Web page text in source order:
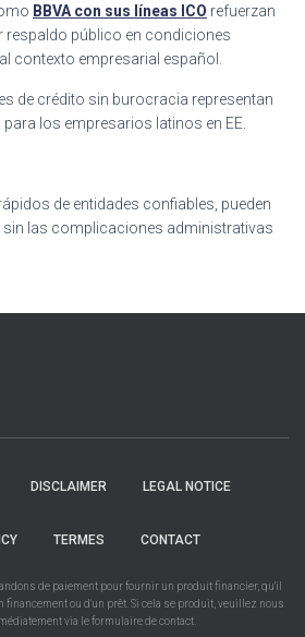
BBVA con sus líneas ICO refuerzan
respaldo público en condiciones
contexto empresarial español.
de crédito sin burocracia representan
los empresarios latinos en EE.
de entidades confiables, pueden
las complicaciones administrativas
DISCLAIMER LEGAL NOTICE
TERMES CONTACT
de paiement pour fournir un produit financier, qu'il
financement ou d'un prêt. Si cela se produit, veuillez nous
via le formulaire de contact.